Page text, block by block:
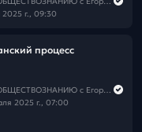
2025 г., 09:30
процесс
ЕГЭ ПО ОБЩЕСТВОЗНАНИЮ c Егором Кантом
2025 г., 07:00